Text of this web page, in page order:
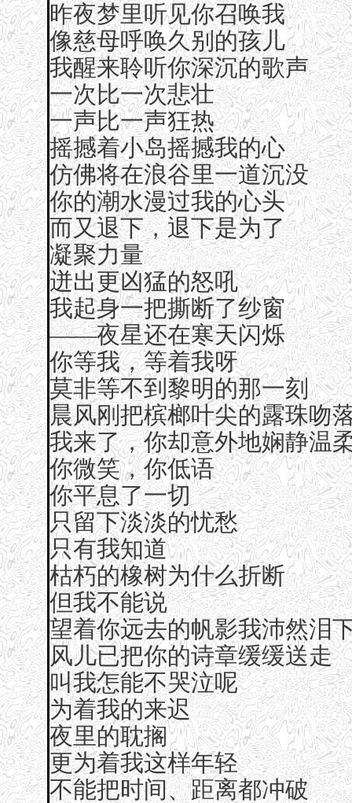
昨夜梦里听见你召唤我
像慈母呼唤久别的孩儿
我醒来聆听你深沉的歌声
一次比一次悲壮
一声比一声狂热
摇撼着小岛摇撼我的心
仿佛将在浪谷里一道沉没
你的潮水漫过我的心头
而又退下，退下是为了
凝聚力量
迸出更凶猛的怒吼
我起身一把撕断了纱窗
——夜星还在寒天闪烁
你等我，等着我呀
莫非等不到黎明的那一刻
晨风刚把槟榔叶尖的露珠吻
我来了，你却意外地娴静温
你微笑，你低语
你平息了一切
只留下淡淡的忧愁
只有我知道
枯朽的橡树为什么折断
但我不能说
望着你远去的帆影我沛然泪
风儿已把你的诗章缓缓送走
叫我怎能不哭泣呢
为着我的来迟
夜里的耽搁
更为着我这样年轻
不能把时间、距离都冲破